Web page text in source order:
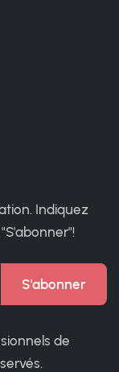
Indiquez
de